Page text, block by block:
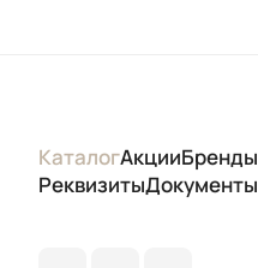
КаталогАкцииБренды
РеквизитыДокументы